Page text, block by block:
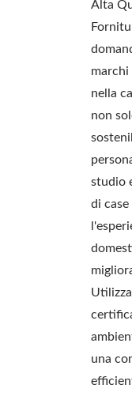
Alta
marchi
nella
non
studio
di
una